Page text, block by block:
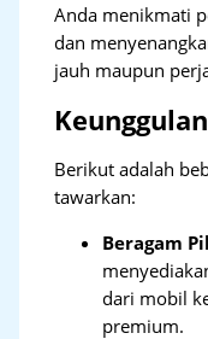
Anda menikmati
dan
jauh maupun
Berikut adalah
tawarkan:
Beragam
dari mobil
premium.